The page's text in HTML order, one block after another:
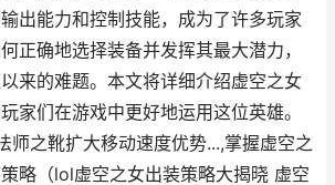
出能力和控制技能，成为了许多玩家
正确地选择装备并发挥其最大潜力，
来的难题。本文将详细介绍虚空之女
家们在游戏中更好地运用这位英雄。
师之靴扩大移动速度优势...,掌握虚空之
略（lol虚空之女出装策略大揭晓 虚空